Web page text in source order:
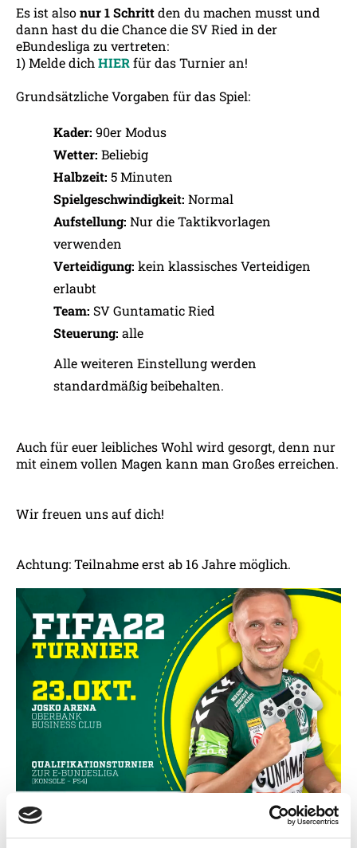
Es ist alsonur 1 Schrittden du machen musst und
dann hast du die Chance die SV Ried in der
eBundesliga zu vertreten:
1) Melde dich HIERfür das Turnier an!
Grundsätzliche Vorgaben für das Spiel:
Kader: 90er Modus
Wetter: Beliebig
Halbzeit: 5 Minuten
Spielgeschwindigkeit: Normal
Aufstellung: Nur die Taktikvorlagen
verwenden
Verteidigung: kein klassisches Verteidigen
erlaubt
Team: SV Guntamatic Ried
Steuerung:alle
Alle weiteren Einstellung werden
standardmäßig beibehalten.
Auch für euer leibliches Wohl wird gesorgt, denn nur
mit einem vollen Magen kann man Großes erreichen.
Wir freuen uns auf dich!
Achtung: Teilnahme erst ab 16 Jahre möglich.